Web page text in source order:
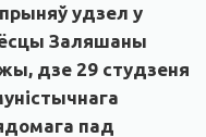
удзел у
Заляшаны
дзе 29 студзеня
пад